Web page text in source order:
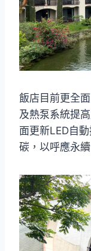
飯店目前更全
及熱泵系統提
面更新LED自
碳，以呼應永